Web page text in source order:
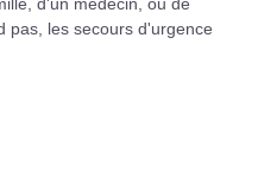
pas, les secours d'urgence